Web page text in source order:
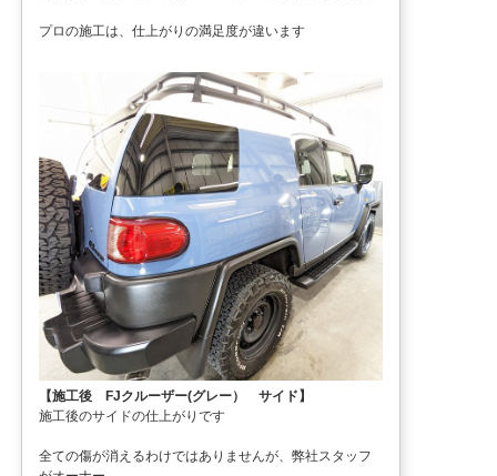
プロの施工は、仕上がりの満足度が違います
【施工後 FJクルーザー(グレー） サイド】
施工後のサイドの仕上がりです
全ての傷が消えるわけではありませんが、弊社スタッフ